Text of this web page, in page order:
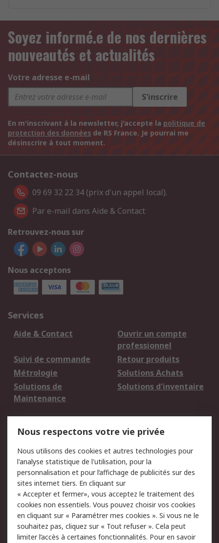
Soyez informé.e de nos dernières
nouveautés et actualités
Votre adresse e-mail
S'inscrire
En m'inscrivant à la newsletter, j'accepte la politique de
protection des données de RS France. Je pourrai me
désinscrire à tout moment.
Contactez-nous
09 69 32 22 34 (prix d'un appel local).
Par e-mail dans Aide & Contact
Retrouvez-nous sur
Nous acceptons
Services
Aide & Contact
Ouvrir un compte
professionnel
Suivi de commande
Retour produits
Métrologie
Solutions Achats
Solutions de
Maintenance
Solutions d'inventaire
du site
Politique de protection
des données - Mise à
jour
Sécurité des E-mails
Conditions générales
de vente
Politique anti-
corruption
Campagnes marketing
Nous respectons votre vie privée
Nous utilisons des cookies et autres technologies pour
l'analyse statistique de l'utilisation, pour la
personnalisation et pour l’affichage de publicités sur des
sites internet tiers. En cliquant sur
« Accepter et fermer», vous acceptez le traitement des
cookies non essentiels. Vous pouvez choisir vos cookies
en cliquant sur « Paramétrer mes cookies ». Si vous ne le
souhaitez pas, cliquez sur « Tout refuser ». Cela peut
limiter l’accès à certaines fonctionnalités. Pour en savoir